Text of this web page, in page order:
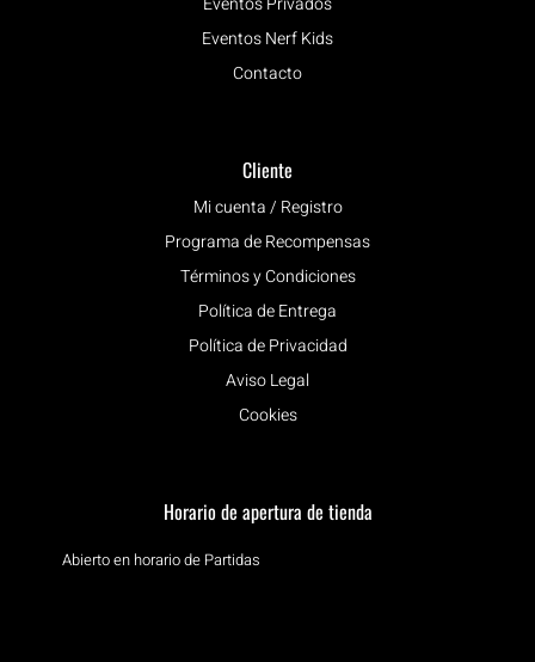
Eventos Nerf Kids
Contacto
Cliente
Mi cuenta / Registro
Programa de Recompensas
Términos y Condiciones
Política de Entrega
Política de Privacidad
Aviso Legal
Cookies
Horario de apertura de tienda
Abierto en horario de Partidas